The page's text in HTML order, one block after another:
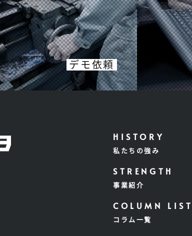
デモ依頼
私たちの強み
事業紹介
コラム一覧